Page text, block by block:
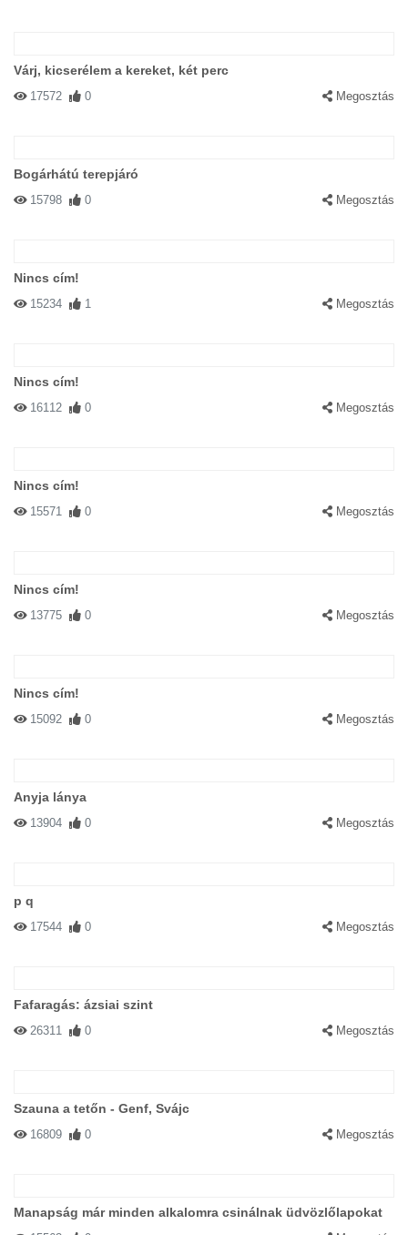
Várj, kicserélem a kereket, két perc
17572 0 Megosztás
Bogárhátú terepjáró
15798 0 Megosztás
Nincs cím!
15234 1 Megosztás
Nincs cím!
16112 0 Megosztás
Nincs cím!
15571 0 Megosztás
Nincs cím!
13775 0 Megosztás
Nincs cím!
15092 0 Megosztás
Anyja lánya
13904 0 Megosztás
p q
17544 0 Megosztás
Fafaragás: ázsiai szint
26311 0 Megosztás
Szauna a tetőn - Genf, Svájc
16809 0 Megosztás
Manapság már minden alkalomra csinálnak üdvözlőlapokat